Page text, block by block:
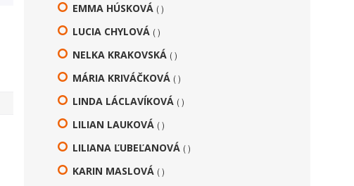
EMMA HÚSKOVÁ ( )
LUCIA CHYLOVÁ ( )
NELKA KRAKOVSKÁ ( )
MÁRIA KRIVÁČKOVÁ ( )
LINDA LÁCLAVÍKOVÁ ( )
LILIAN LAUKOVÁ ( )
LILIANA ĽUBEĽANOVÁ ( )
KARIN MASLOVÁ ( )